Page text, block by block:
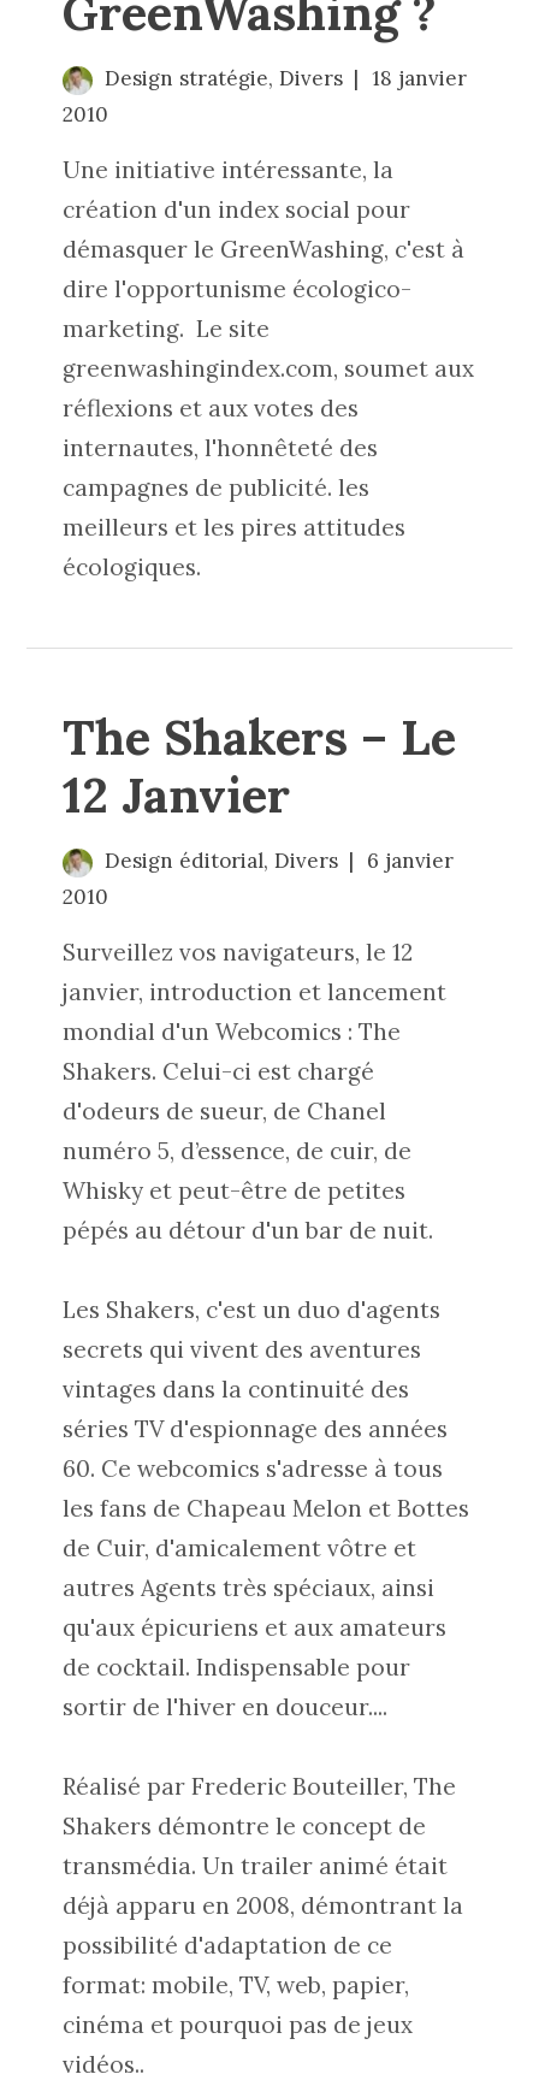
GreenWashing ?
Design stratégie, Divers
18 janvier
2010
Une initiative intéressante, la
création d'un index social pour
démasquer le GreenWashing, c'est à
dire l'opportunisme écologico-
marketing. Le site
greenwashingindex.com, soumet aux
réflexions et aux votes des
internautes, l'honnêteté des
campagnes de publicité. les
meilleurs et les pires attitudes
écologiques.
The Shakers – Le
12 Janvier
Design éditorial, Divers
6 janvier
2010
Surveillez vos navigateurs, le 12
janvier, introduction et lancement
mondial d'un Webcomics : The
Shakers. Celui-ci est chargé
d'odeurs de sueur, de Chanel
numéro 5, d’essence, de cuir, de
Whisky et peut-être de petites
pépés au détour d'un bar de nuit.
Les Shakers, c'est un duo d'agents
secrets qui vivent des aventures
vintages dans la continuité des
séries TV d'espionnage des années
60. Ce webcomics s'adresse à tous
les fans de Chapeau Melon et Bottes
de Cuir, d'amicalement vôtre et
autres Agents très spéciaux, ainsi
qu'aux épicuriens et aux amateurs
de cocktail. Indispensable pour
sortir de l'hiver en douceur....
Réalisé par Frederic Bouteiller, The
Shakers démontre le concept de
transmédia. Un trailer animé était
déjà apparu en 2008, démontrant la
possibilité d'adaptation de ce
format: mobile, TV, web, papier,
cinéma et pourquoi pas de jeux
vidéos..